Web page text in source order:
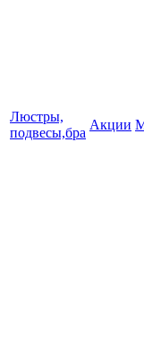
Люстры,
подвесы,бра
Акции